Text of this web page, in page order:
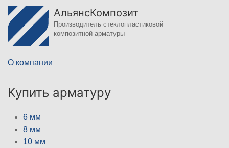
АльянсКомпозит
Производитель стеклопластиковой
композитной арматуры
О компании
Купить арматуру
6 мм
8 мм
10 мм